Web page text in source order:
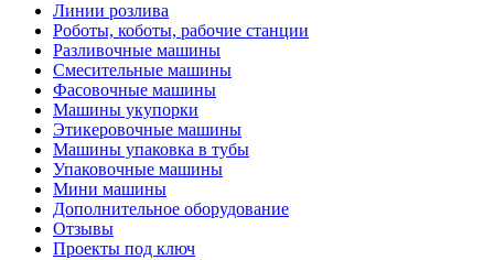
Линии розлива
Роботы, коботы, рабочие станции
Разливочные машины
Смесительные машины
Фасовочные машины
Машины укупорки
Этикеровочные машины
Машины упаковка в тубы
Упаковочные машины
Мини машины
Дополнительное оборудование
Отзывы
Проекты под ключ